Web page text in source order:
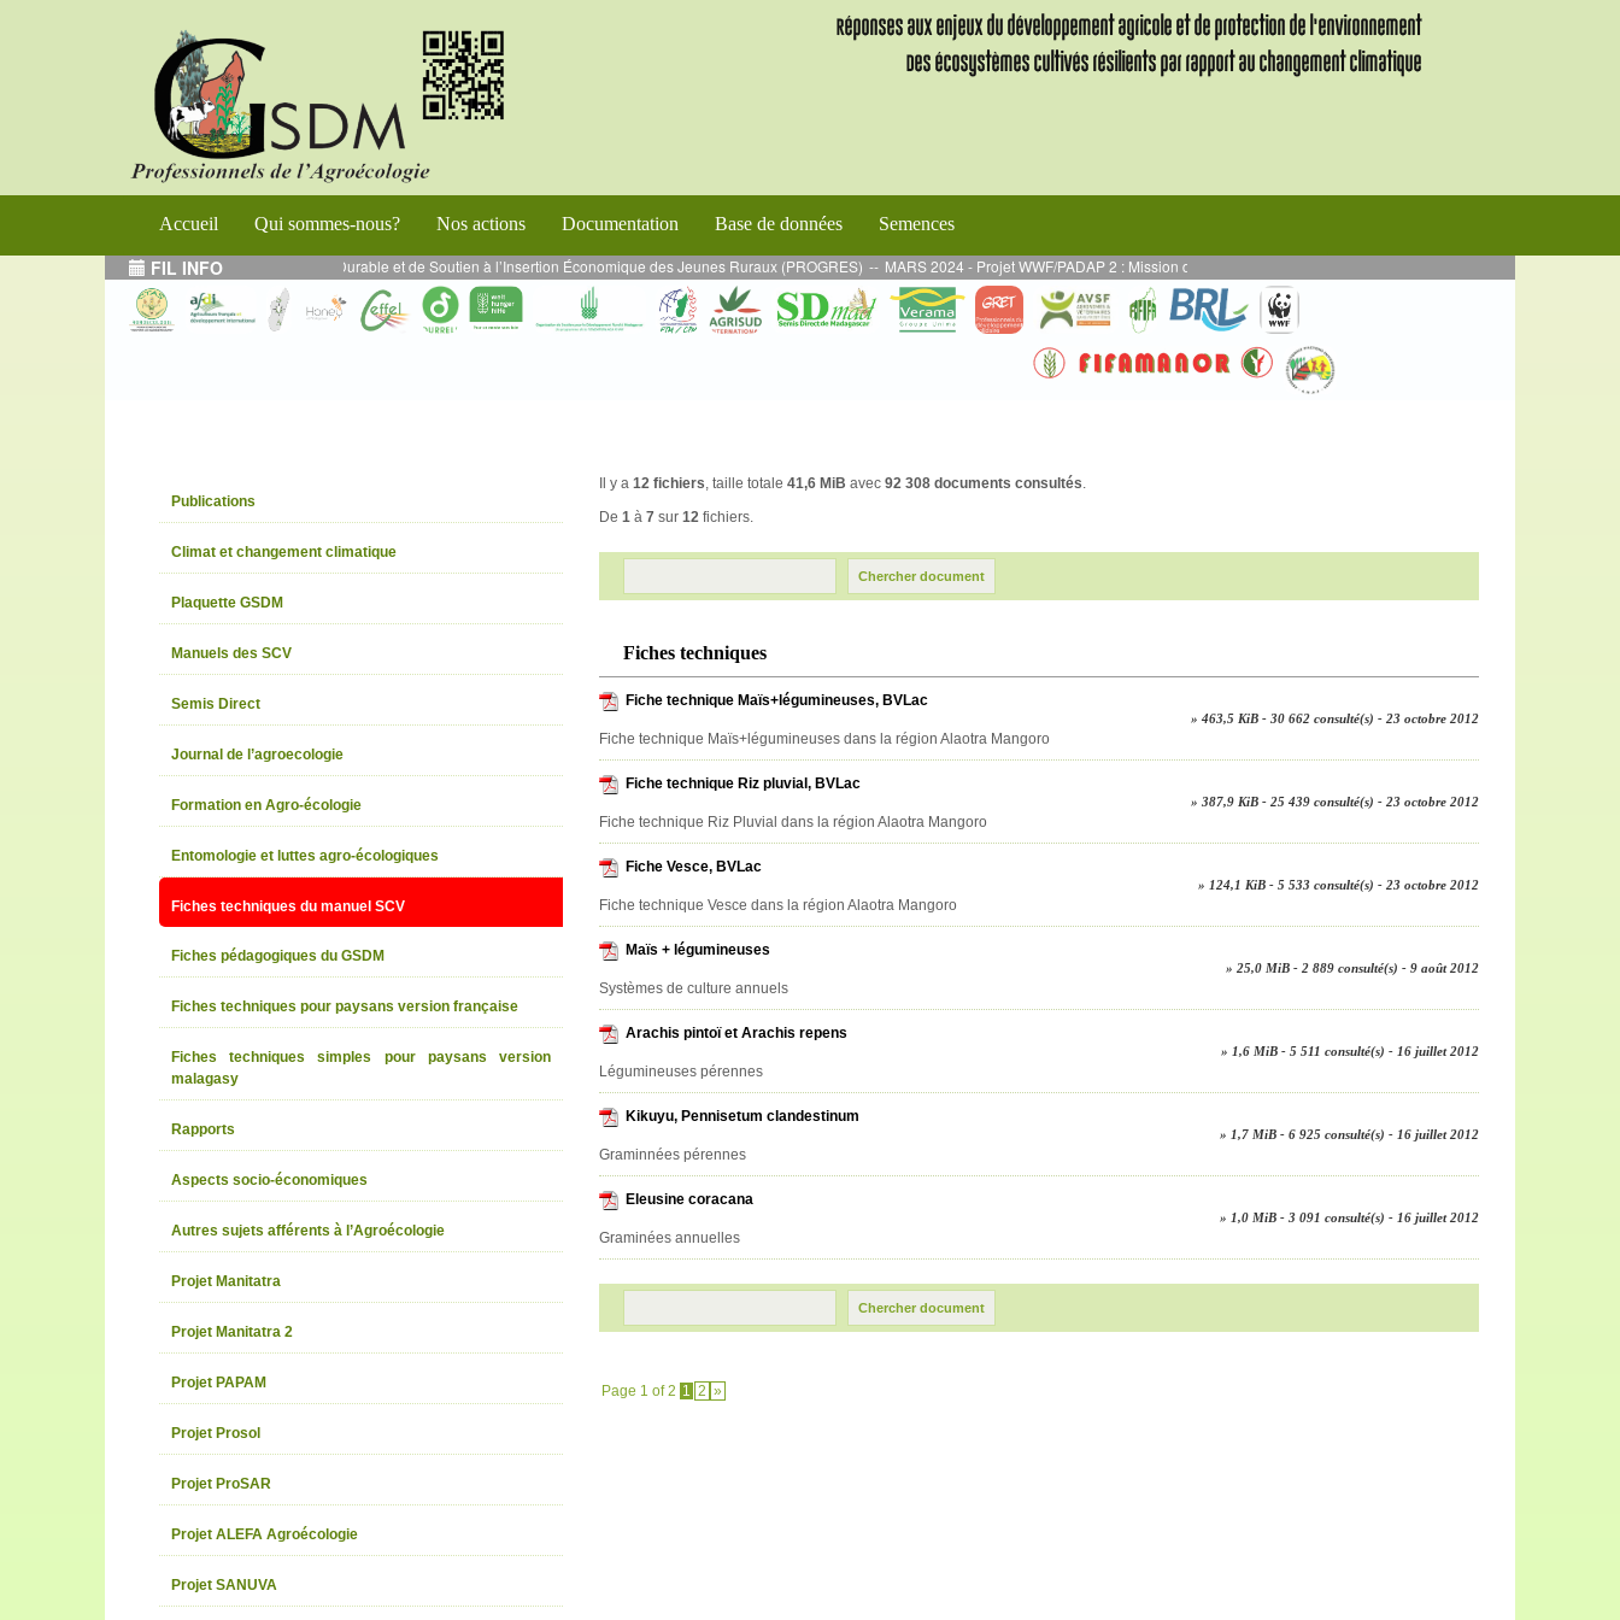
Accueil Qui sommes-nous? Nos actions Documentation Base de données Semences
FIL INFO
de Renforcement de l’Entrepreneuriat Durable et de Soutien à l’Insertion Économique des Jeunes Ruraux (PROGRES) -- MARS 2024 - Projet WWF/PADAP 2 : Mission de supervision des activités en AE mises en œuvre en par DURRELL -
Publications
Climat et changement climatique
Plaquette GSDM
Manuels des SCV
Semis Direct
Journal de l’agroecologie
Formation en Agro-écologie
Entomologie et luttes agro-écologiques
Fiches techniques du manuel SCV
Fiches pédagogiques du GSDM
Fiches techniques pour paysans version française
Fiches techniques simples pour paysans version
malagasy
Rapports
Aspects socio-économiques
Autres sujets afférents à l’Agroécologie
Projet Manitatra
Projet Manitatra 2
Projet PAPAM
Projet Prosol
Projet ProSAR
Projet ALEFA Agroécologie
Projet SANUVA
Il y a 12 fichiers , taille totale 41,6 MiB avec 92 308 documents consultés
De 1 à 7 sur 12 fichiers.
Fiches techniques
Fiche technique Maïs+légumineuses, BVLac
» 463,5 KiB - 30 662 consulté(s) - 23 octobre 2012
Fiche technique Maïs+légumineuses dans la région Alaotra Mangoro
Fiche technique Riz pluvial, BVLac
» 387,9 KiB - 25 439 consulté(s) - 23 octobre 2012
Fiche technique Riz Pluvial dans la région Alaotra Mangoro
Fiche Vesce, BVLac
» 124,1 KiB - 5 533 consulté(s) - 23 octobre 2012
Fiche technique Vesce dans la région Alaotra Mangoro
Maïs + légumineuses
» 25,0 MiB - 2 889 consulté(s) - 9 août 2012
Systèmes de culture annuels
Arachis pintoï et Arachis repens
» 1,6 MiB - 5 511 consulté(s) - 16 juillet 2012
Légumineuses pérennes
Kikuyu, Pennisetum clandestinum
» 1,7 MiB - 6 925 consulté(s) - 16 juillet 2012
Graminnées pérennes
Eleusine coracana
» 1,0 MiB - 3 091 consulté(s) - 16 juillet 2012
Graminées annuelles
Page 1 of 2 1 2 »